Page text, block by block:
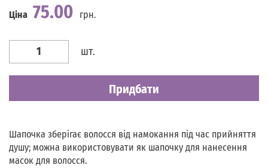
Ціна 75.00
грн.
шт.
Придбати
Шапочка зберігає волосся від намокання під час прийняття
душу; можна використовувати як шапочку для нанесення
масок для волосся.